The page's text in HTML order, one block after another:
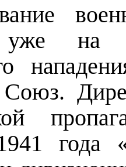
уже на
года